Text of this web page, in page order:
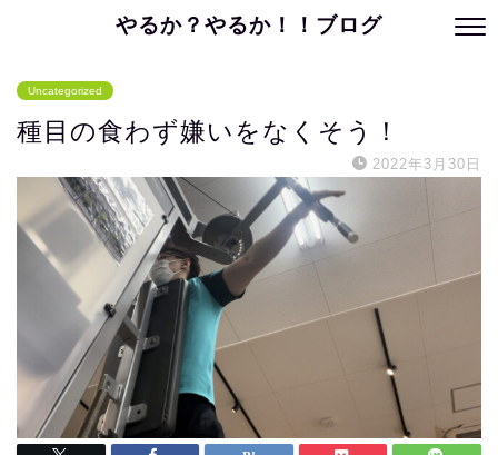
やるか？やるか！！ブログ
Uncategorized
種目の食わず嫌いをなくそう！
2022年3月30日